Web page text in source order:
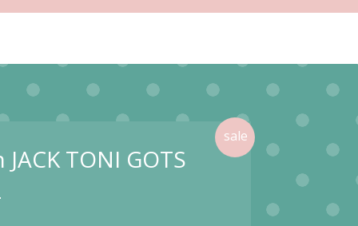
TONI GOTS